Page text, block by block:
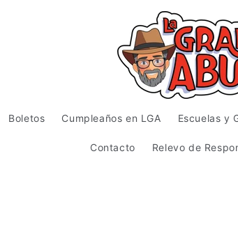
Boletos Cumpleaños en LGA Escuelas y
Contacto Relevo de